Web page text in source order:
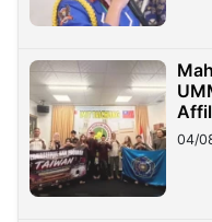
04/